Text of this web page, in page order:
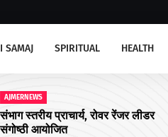
SAMAJ SPIRITUAL HEALTH
AJMERNEWS
अजमेर उत्तर को चार और आयुष्मान शहरी
आरोग्य मंदिरों की सौगात